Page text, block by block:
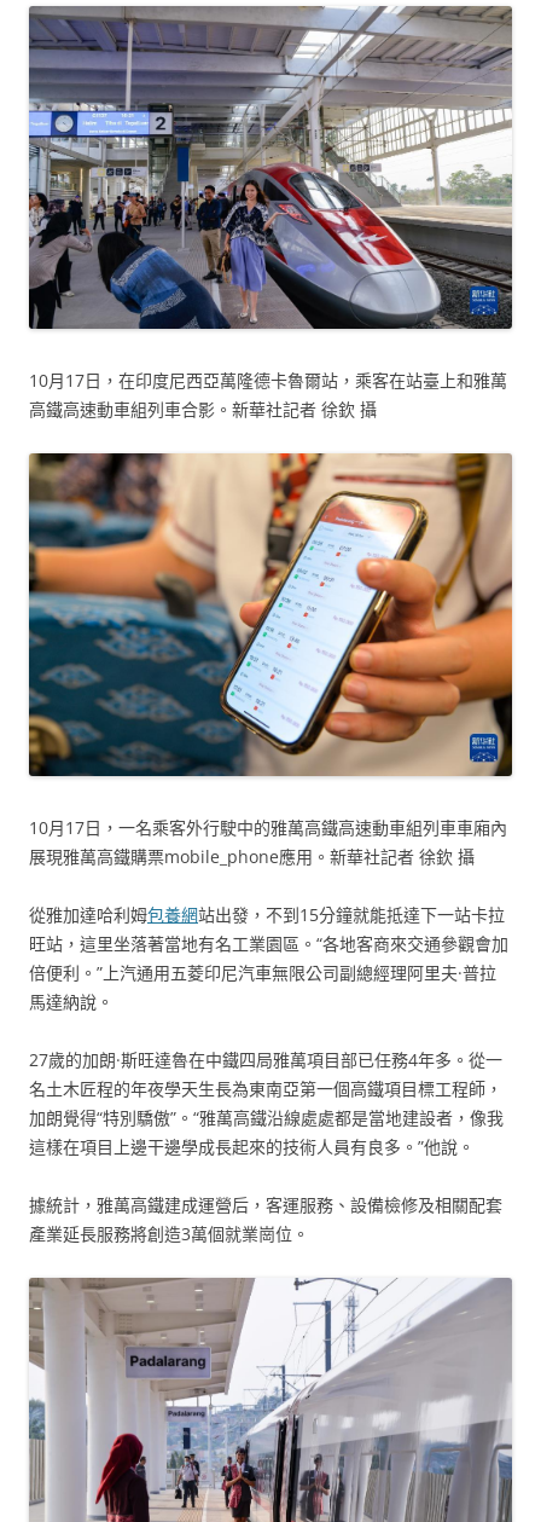
10月17日，在印度尼西亞萬隆德卡魯爾站，乘客在站臺上和雅萬
高鐵高速動車組列車合影。新華社記者 徐欽 攝
10月17日，一名乘客外行駛中的雅萬高鐵高速動車組列車車廂內
展現雅萬高鐵購票mobile_phone應用。新華社記者 徐欽 攝
從雅加達哈利姆包養網站出發，不到15分鐘就能抵達下一站卡拉
旺站，這里坐落著當地有名工業園區。“各地客商來交通參觀會加
倍便利。”上汽通用五菱印尼汽車無限公司副總經理阿里夫·普拉
馬達納說。
27歲的加朗·斯旺達魯在中鐵四局雅萬項目部已任務4年多。從一
名土木匠程的年夜學天生長為東南亞第一個高鐵項目標工程師，
加朗覺得“特別驕傲”。“雅萬高鐵沿線處處都是當地建設者，像我
這樣在項目上邊干邊學成長起來的技術人員有良多。”他說。
據統計，雅萬高鐵建成運營后，客運服務、設備檢修及相關配套
產業延長服務將創造3萬個就業崗位。